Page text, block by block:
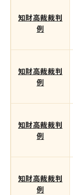
知財高裁裁判
例
知財高裁裁判
例
知財高裁裁判
例
知財高裁裁判
例